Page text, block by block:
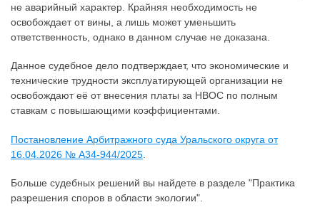
не аварийный характер. Крайняя необходимость не
освобождает от вины, а лишь может уменьшить
ответственность, однако в данном случае не доказана.
Данное судебное дело подтверждает, что экономические и
технические трудности эксплуатирующей организации не
освобождают её от внесения платы за НВОС по полным
ставкам с повышающими коэффициентами.
Постановление Арбитражного суда Уральского округа от
16.04.2026 № А34-944/2025
Больше судебных решений вы найдете в разделе "Практика
разрешения споров в области экологии".